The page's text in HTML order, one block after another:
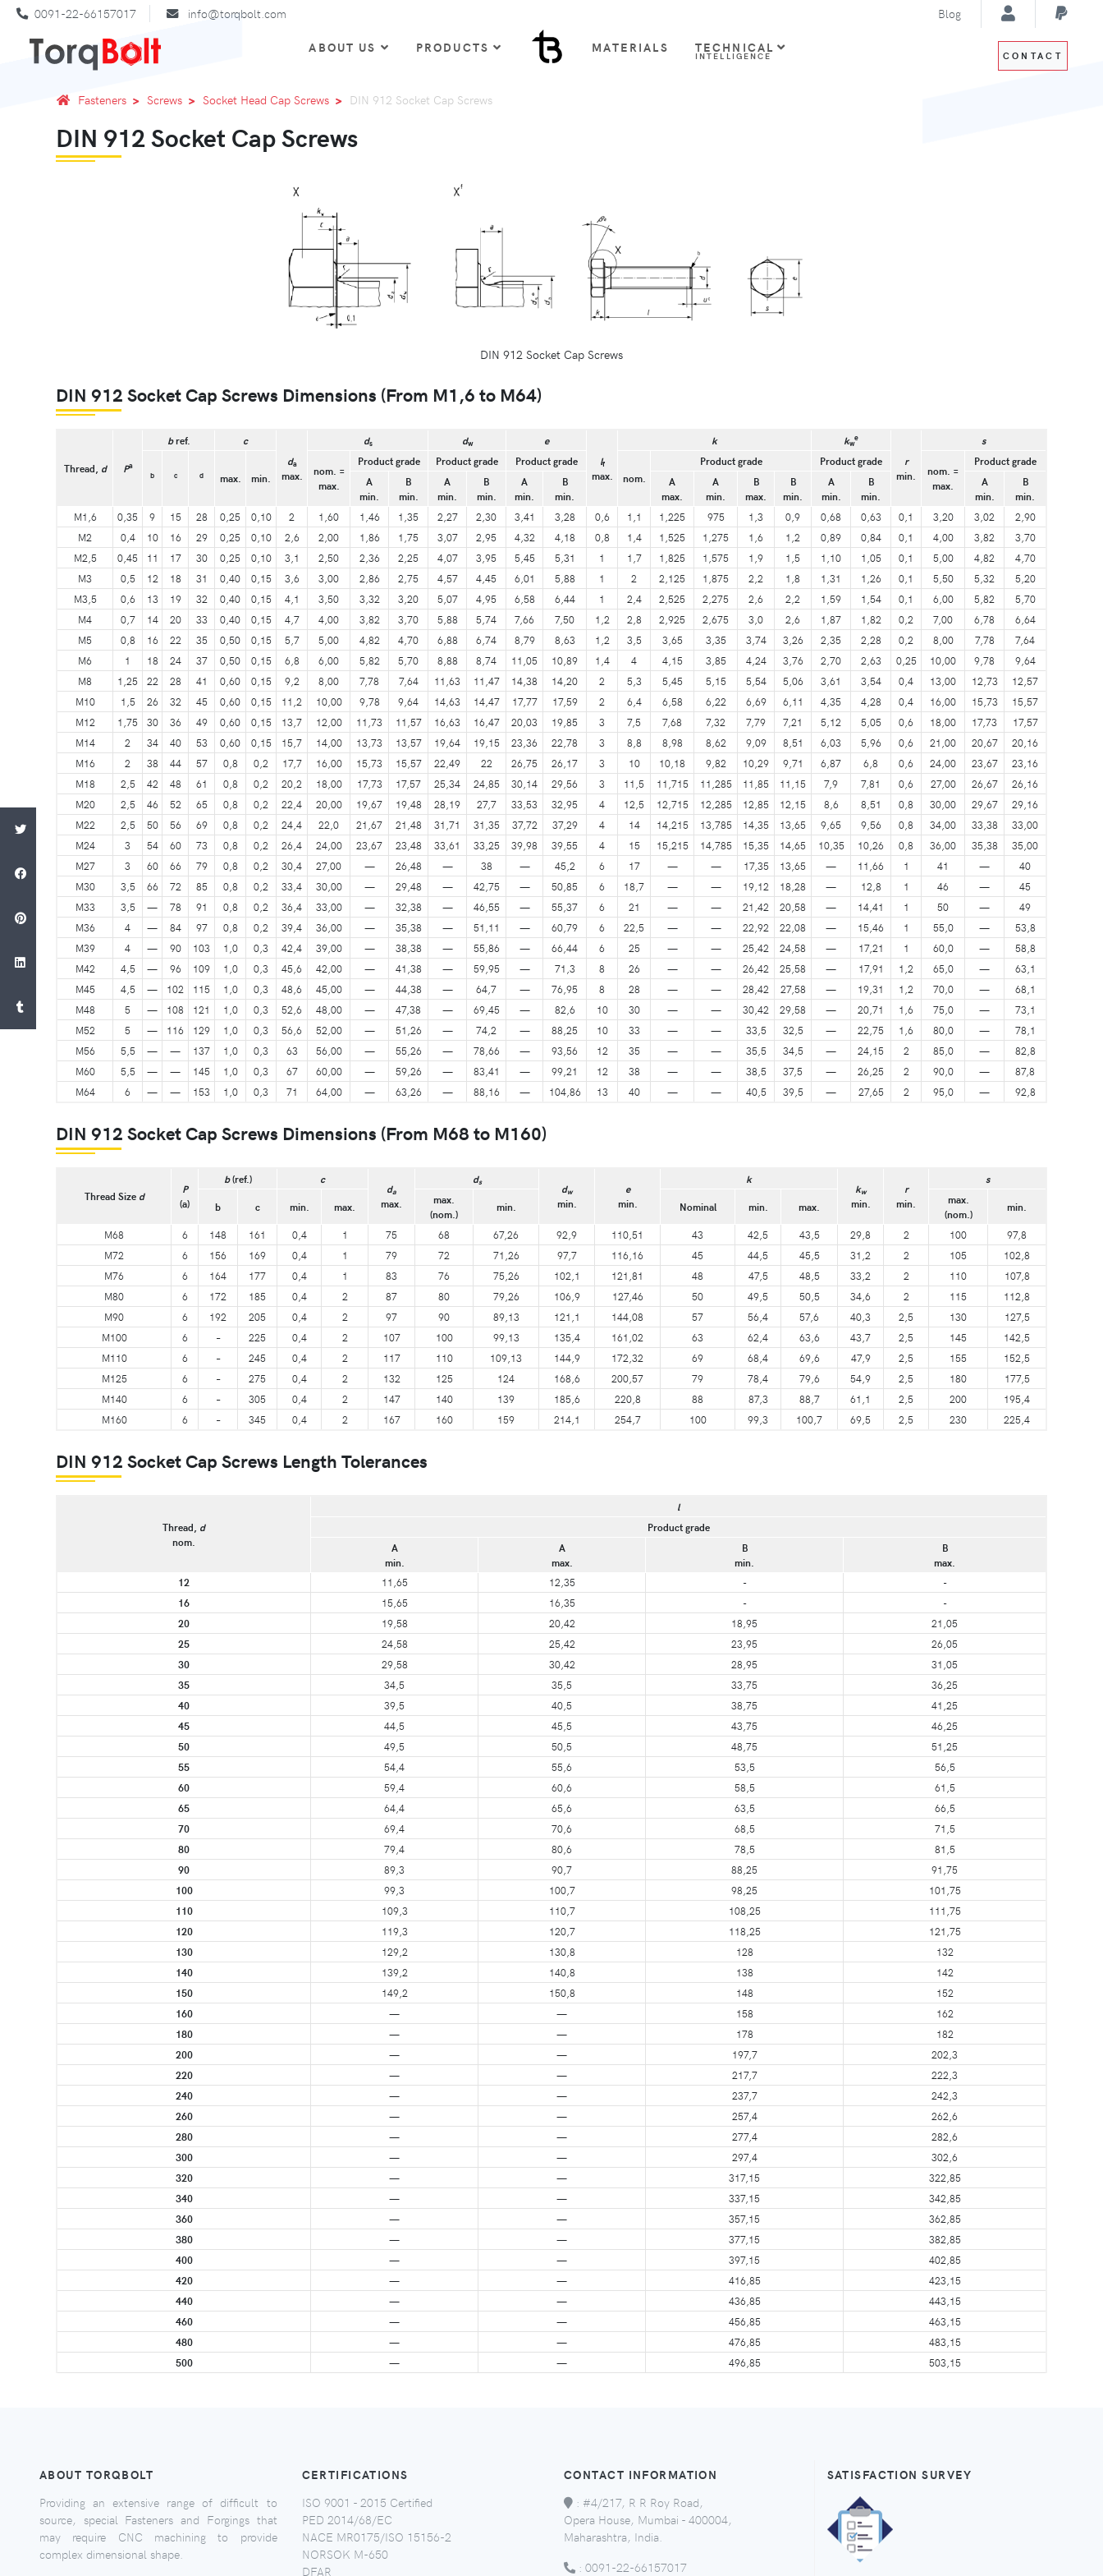
0091-22-66157017 info@torqbolt.com Blog
ABOUT US PRODUCTS MATERIALS TECHNICAL
INTELLIGENCE CONTACT
Fasteners Screws Socket Head Cap Screws DIN 912 Socket Cap Screws
DIN 912 Socket Cap Screws
DIN 912 Socket Cap Screws
DIN 912 Socket Cap Screws Dimensions (From M1,6 to M64)
Thread, d Pa
bref.
c
da
max.
ds dw
e
lf
max.
k kw
e
r
min.
s
b c d max. min.
nom. =
max.
Product grade Product grade
Product grade
nom.
Product grade Product grade
nom. =
max.
Product grade
A
min.
B
min.
A
min.
B
min.
A
min.
B
min.
A
max.
A
min.
B
max.
B
min.
A
min.
B
min.
A
min.
B
min.
M1,6
0,35 9 15 28 0,25 0,10 2 1,60 1,46 1,35 2,27 2,30 3,41 3,28 0,6 1,1 1,225 975 1,3 0,9 0,68 0,63 0,1 3,20 3,02
2,90
M2
0,4 10 16 29 0,25 0,10 2,6 2,00 1,86 1,75 3,07 2,95 4,32 4,18 0,8 1,4 1,525 1,275 1,6 1,2 0,89 0,84 0,1 4,00 3,82
3,70
M2,5
0,45 11 17 30 0,25 0,10 3,1 2,50 2,36 2,25 4,07 3,95 5,45 5,31 1 1,7 1,825 1,575 1,9 1,5 1,10 1,05 0,1 5,00 4,82
4,70
M3
0,5 12 18 31 0,40 0,15 3,6 3,00 2,86 2,75 4,57 4,45 6,01 5,88 1 2 2,125 1,875 2,2 1,8 1,31 1,26 0,1 5,50 5,32
5,20
M3,5
0,6 13 19 32 0,40 0,15 4,1 3,50 3,32 3,20 5,07 4,95 6,58 6,44 1 2,4 2,525 2,275 2,6 2,2 1,59 1,54 0,1 6,00 5,82
5,70
M4
0,7 14 20 33 0,40 0,15 4,7 4,00 3,82 3,70 5,88 5,74 7,66 7,50 1,2 2,8 2,925 2,675 3,0 2,6 1,87 1,82 0,2 7,00 6,78
6,64
M5
0,8 16 22 35 0,50 0,15 5,7 5,00 4,82 4,70 6,88 6,74 8,79 8,63 1,2 3,5 3,65 3,35 3,74 3,26 2,35 2,28 0,2 8,00 7,78
7,64
M6
1 18 24 37 0,50 0,15 6,8 6,00 5,82 5,70 8,88 8,74 11,05 10,89 1,4 4 4,15 3,85 4,24 3,76 2,70 2,63 0,25 10,00 9,78
9,64
M8
1,25 22 28 41 0,60 0,15 9,2 8,00 7,78 7,64 11,63 11,47 14,38 14,20 2 5,3 5,45 5,15 5,54 5,06 3,61 3,54 0,4 13,00 12,73
12,57
M10
1,5 26 32 45 0,60 0,15 11,2 10,00 9,78 9,64 14,63 14,47 17,77 17,59 2 6,4 6,58 6,22 6,69 6,11 4,35 4,28 0,4 16,00 15,73
15,57
M12
1,75 30 36 49 0,60 0,15 13,7 12,00 11,73 11,57 16,63 16,47 20,03 19,85 3 7,5 7,68 7,32 7,79 7,21 5,12 5,05 0,6 18,00 17,73
17,57
M14
2 34 40 53 0,60 0,15 15,7 14,00 13,73 13,57 19,64 19,15 23,36 22,78 3 8,8 8,98 8,62 9,09 8,51 6,03 5,96 0,6 21,00 20,67
20,16
M16
2 38 44 57 0,8 0,2 17,7 16,00 15,73 15,57 22,49 22 26,75 26,17 3 10 10,18 9,82 10,29 9,71 6,87 6,8 0,6 24,00 23,67
23,16
M18
2,5 42 48 61 0,8 0,2 20,2 18,00 17,73 17,57 25,34 24,85 30,14 29,56 3 11,5 11,715 11,285 11,85 11,15 7,9 7,81 0,6 27,00 26,67
26,16
M20
2,5 46 52 65 0,8 0,2 22,4 20,00 19,67 19,48 28,19 27,7 33,53 32,95 4 12,5 12,715 12,285 12,85 12,15 8,6 8,51 0,8 30,00 29,67
29,16
M22
2,5 50 56 69 0,8 0,2 24,4 22,0 21,67 21,48 31,71 31,35 37,72 37,29 4 14 14,215 13,785 14,35 13,65 9,65 9,56 0,8 34,00 33,38
33,00
M24
3 54 60 73 0,8 0,2 26,4 24,00 23,67 23,48 33,61 33,25 39,98 39,55 4 15 15,215 14,785 15,35 14,65 10,35 10,26 0,8 36,00 35,38
35,00
M27
3 60 66 79 0,8 0,2 30,4 27,00 — 26,48 — 38 — 45,2 6 17 — — 17,35 13,65 — 11,66 1 41 —
40
M30
3,5 66 72 85 0,8 0,2 33,4 30,00 — 29,48 — 42,75 — 50,85 6 18,7 — — 19,12 18,28 — 12,8 1 46 —
45
M33
3,5 — 78 91 0,8 0,2 36,4 33,00 — 32,38 — 46,55 — 55,37 6 21 — — 21,42 20,58 — 14,41 1 50 —
49
M36
4 — 84 97 0,8 0,2 39,4 36,00 — 35,38 — 51,11 — 60,79 6 22,5 — — 22,92 22,08 — 15,46 1 55,0 —
53,8
M39
4 — 90 103 1,0 0,3 42,4 39,00 — 38,38 — 55,86 — 66,44 6 25 — — 25,42 24,58 — 17,21 1 60,0 —
58,8
M42
4,5 — 96 109 1,0 0,3 45,6 42,00 — 41,38 — 59,95 — 71,3 8 26 — — 26,42 25,58 — 17,91 1,2 65,0 —
63,1
M45
4,5 — 102 115 1,0 0,3 48,6 45,00 — 44,38 — 64,7 — 76,95 8 28 — — 28,42 27,58 — 19,31 1,2 70,0 —
68,1
M48
5 — 108 121 1,0 0,3 52,6 48,00 — 47,38 — 69,45 — 82,6 10 30 — — 30,42 29,58 — 20,71 1,6 75,0 —
73,1
M52
5 — 116 129 1,0 0,3 56,6 52,00 — 51,26 — 74,2 — 88,25 10 33 — — 33,5 32,5 — 22,75 1,6 80,0 —
78,1
M56
5,5 — — 137 1,0 0,3 63 56,00 — 55,26 — 78,66 — 93,56 12 35 — — 35,5 34,5 — 24,15 2 85,0 —
82,8
M60
5,5 — — 145 1,0 0,3 67 60,00 — 59,26 — 83,41 — 99,21 12 38 — — 38,5 37,5 — 26,25 2 90,0 —
87,8
M64
6 — — 153 1,0 0,3 71 64,00 — 63,26 — 88,16 — 104,86 13 40 — — 40,5 39,5 — 27,65 2 95,0 — 92,8
DIN 912 Socket Cap Screws Dimensions (From M68 to M160)
Thread Size d
P
(a)
b(ref.) c
da
max.
ds
dw
min.
e
min.
k
kw
min.
r
min.
s
b c min. max.
max.
(nom.)
min. Nominal min. max.
max.
(nom.)
min.
M68 6 148 161 0,4 1 75 68 67,26 92,9 110,51 43 42,5 43,5 29,8 2 100
97,8
M72
6 156 169 0,4 1 79 72 71,26 97,7 116,16 45 44,5 45,5 31,2 2 105
102,8
M76
6 164 177 0,4 1 83 76 75,26 102,1 121,81 48 47,5 48,5 33,2 2 110
107,8
M80
6 172 185 0,4 2 87 80 79,26 106,9 127,46 50 49,5 50,5 34,6 2 115
112,8
M90
6 192 205 0,4 2 97 90 89,13 121,1 144,08 57 56,4 57,6 40,3 2,5 130
127,5
M100
6 – 225 0,4 2 107 100 99,13 135,4 161,02 63 62,4 63,6 43,7 2,5 145
142,5
M110
6 – 245 0,4 2 117 110 109,13 144,9 172,32 69 68,4 69,6 47,9 2,5 155
152,5
M125
6 – 275 0,4 2 132 125 124 168,6 200,57 79 78,4 79,6 54,9 2,5 180
177,5
M140
6 – 305 0,4 2 147 140 139 185,6 220,8 88 87,3 88,7 61,1 2,5 200
195,4
M160
6 – 345 0,4 2 167 160 159 214,1 254,7 100 99,3 100,7 69,5 2,5 230 225,4
DIN 912 Socket Cap Screws Length Tolerances
Thread, d
nom.
l
Product grade
A
min.
A
max.
B
min.
B
max.
12
11,65 12,35 -
-
16
15,65 16,35 -
-
20
19,58 20,42 18,95
21,05
25
24,58 25,42 23,95
26,05
30
29,58 30,42 28,95
31,05
35
34,5 35,5 33,75
36,25
40
39,5 40,5 38,75
41,25
45
44,5 45,5 43,75
46,25
50
49,5 50,5 48,75
51,25
55
54,4 55,6 53,5
56,5
60
59,4 60,6 58,5
61,5
65
64,4 65,6 63,5
66,5
70
69,4 70,6 68,5
71,5
80
79,4 80,6 78,5
81,5
90
89,3 90,7 88,25
91,75
100
99,3 100,7 98,25
101,75
110
109,3 110,7 108,25
111,75
120
119,3 120,7 118,25
121,75
130
129,2 130,8 128
132
140
139,2 140,8 138
142
150
149,2 150,8 148
152
160
— — 158
162
180
— — 178
182
200
— — 197,7
202,3
220
— — 217,7
222,3
240
— — 237,7
242,3
260
— — 257,4
262,6
280
— — 277,4
282,6
300
— — 297,4
302,6
320
— — 317,15
322,85
340
— — 337,15
342,85
360
— — 357,15
362,85
380
— — 377,15
382,85
400
— — 397,15
402,85
420
— — 416,85
423,15
440
— — 436,85
443,15
460
— — 456,85
463,15
480
— — 476,85
483,15
500
— — 496,85 503,15
ABOUT TORQBOLT
Providing an extensive range of difficult to
source, special Fasteners and Forgings that
may require CNC machining to provide
complex dimensional shape.
CERTIFICATIONS
ISO 9001 - 2015 Certified
PED 2014/68/EC
NACE MR0175/ISO 15156-2
NORSOK M-650
DFAR
CONTACT INFORMATION
: #4/217, R R Roy Road,
Opera House, Mumbai - 400004,
Maharashtra, India.
: 0091-22-66157017
SATISFACTION SURVEY